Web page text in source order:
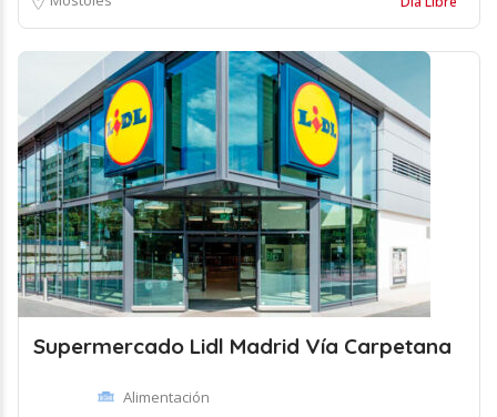
Supermercado Lidl Madrid Vía Carpetana
Alimentación